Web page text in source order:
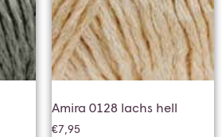
Amira 0128 lachs hell
€7,95